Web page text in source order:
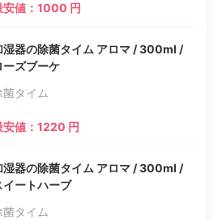
安値：1000 円
湿器の除菌タイム アロマ / 300ml /
ーズブーケ
菌タイム
安値：1220 円
湿器の除菌タイム アロマ / 300ml /
イートハーブ
菌タイム